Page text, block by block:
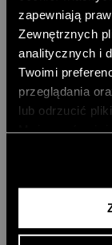
zapewniają
Zewnętrznych
analitycznych i
Twoimi
przeglądania
lub odrzucić